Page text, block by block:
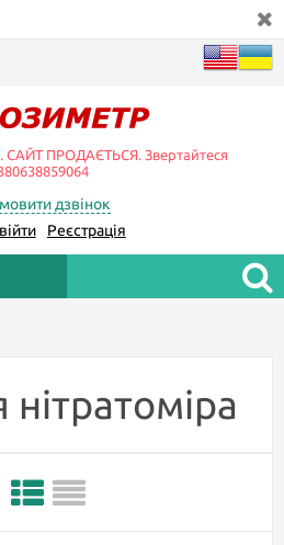
ПРОДАЄТЬСЯ. Звертайтеся
дзвінок
Реєстрація